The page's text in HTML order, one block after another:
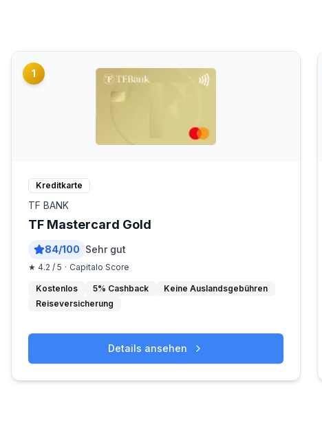
1
Kreditkarte
TF BANK
TF Mastercard Gold
84/100 Sehr gut
★ 4.2 / 5 · Capitalo Score
Kostenlos 5% Cashback
Keine Auslandsgebühren
Reiseversicherung
Details ansehen